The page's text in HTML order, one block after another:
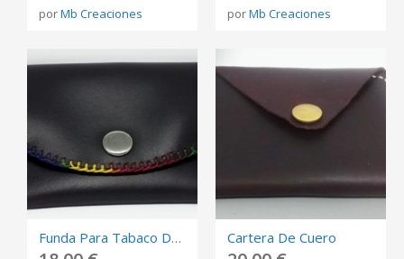
porMb Creaciones porMb Creaciones
Funda Para Tabaco De Liar Cartera De Cuero